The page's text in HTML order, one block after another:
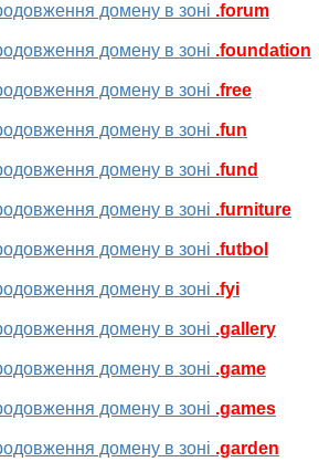
домену в зоні .forum
домену в зоні .foundation
домену в зоні .free
домену в зоні .fun
домену в зоні .fund
домену в зоні .furniture
домену в зоні .futbol
домену в зоні .fyi
домену в зоні .gallery
домену в зоні .game
домену в зоні .games
домену в зоні .garden